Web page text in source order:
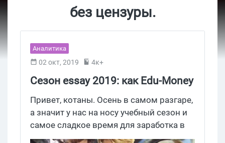
без цензуры.
Аналитика
02 окт, 2019 4к+
Сезон essay 2019: как Edu-Money
поднимает конверсию и
ребиллы вебмастеров — что
нового
Привет, котаны. Осень в самом разгаре,
а значит у нас на носу учебный сезон и
самое сладкое время для заработка в
essay money. Где Трафик совместно с